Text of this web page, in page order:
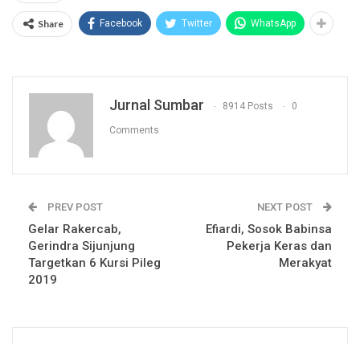
Share Facebook Twitter WhatsApp
Jurnal Sumbar 8914 Posts 0
Comments
PREV POST
Gelar Rakercab,
Gerindra Sijunjung
Targetkan 6 Kursi Pileg
2019
NEXT POST
Efiardi, Sosok Babinsa
Pekerja Keras dan
Merakyat